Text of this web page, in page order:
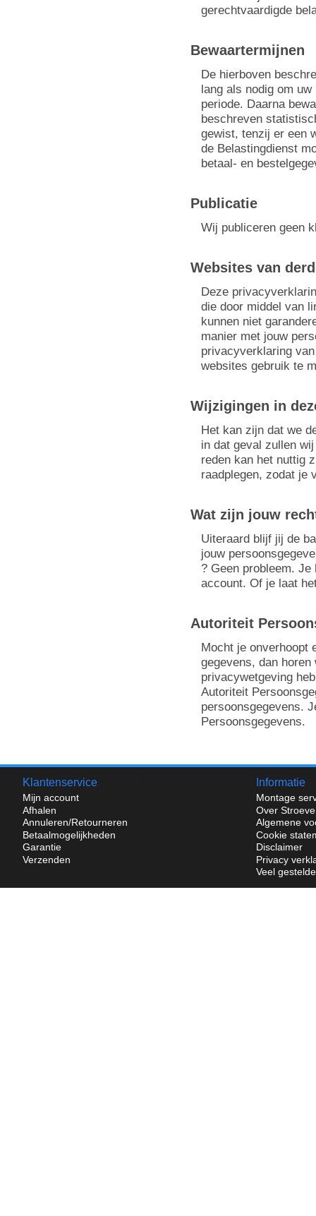
gerechtvaardigde
Bewaartermijnen
De hierboven
lang als nodig om
periode. Daarna
beschreven
gewist, tenzij er een
de Belastingdienst
betaal- en
Publicatie
Wij publiceren geen
Websites van
Deze
die door middel van
kunnen niet
manier met jouw
privacyverklaring
websites gebruik te
Wijzigingen in
Het kan zijn dat we
in dat geval zullen
reden kan het nuttig
raadplegen, zodat je
Wat zijn jouw
Uiteraard blijf jij de
jouw
? Geen probleem.
account. Of je laat
Autoriteit
Mocht je onverhoopt
gegevens, dan
privacywetgeving
Autoriteit
persoonsgegevens.
Persoonsgegevens.
Klantenservice
Mijn account
Afhalen
Annuleren/Retourneren
Betaalmogelijkheden
Garantie
Verzenden
Informatie
Montage
Over
Algemene
Cookie
Disclaimer
Privacy
Veel